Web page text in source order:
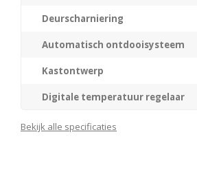
Deurscharniering
Automatisch ontdooisysteem
Kastontwerp
Digitale temperatuur regelaar
Aantal plateaus
Bekijk alle specificaties